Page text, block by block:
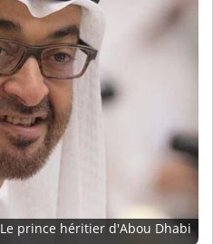
Le prince héritier d'Abou Dhabi